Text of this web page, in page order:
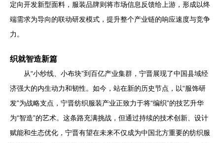
定向开发新型面料，服装品牌则将市场信息反馈给上游，形成以终
端需求为导向的联动研发模式，提升整个产业链的响应速度与竞争
力。
织就智造新篇
从“小纱线、小布块”到百亿产业集群，宁晋展现了中国县域经
济强大的内生动力和韧性。如今，站在新的历史节点，以“服饰研
发”为战略支点，宁晋纺织服装产业正致力于将“编织”的技艺升华
为“智造”的艺术。这条路充满挑战，但通过持续的技术创新、设计
赋能和生态优化，宁晋有望在未来不仅成为中国北方重要的纺织服